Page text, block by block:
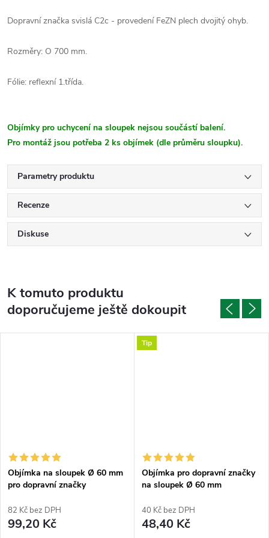
Dopravní značka svislá C2c - provedení FeZN plech dvojitý ohyb.
Rozměry: O 700 mm.
Fólie: reflexní 1.třída.
Objímky pro uchycení na sloupek nejsou součástí balení.
Pro montáž jsou potřeba 2 ks objímek (dle průměru sloupku).
Parametry produktu
Recenze
Diskuse
K tomuto produktu
doporučujeme ještě dokoupit
Objímka na sloupek Ø 60 mm
pro dopravní značky
82 Kč bez DPH
99,20 Kč
Tip
Objímka pro dopravní značky
na sloupek Ø 60 mm
40 Kč bez DPH
48,40 Kč